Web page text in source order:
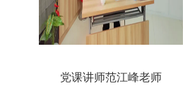
党课讲师范江峰老师